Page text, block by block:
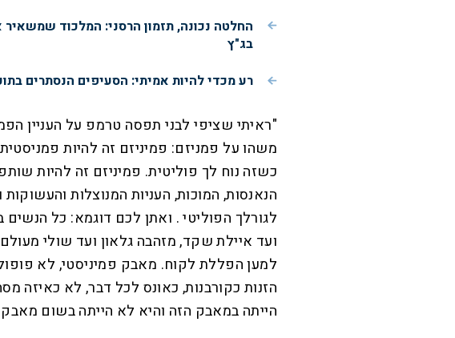
החלטה נכונה, תזמון הרסני: המלכוד שמשאיר
בג"ץ
רע מכדי להיות אמיתי: הסעיפים הנסתרים
"ראיתי שציפי לבני תפסה טרמפ על העניין
משהו על פמניזם: פמיניזם זה להיות
כשזה נוח לך פוליטית. פמיניזם זה להיות
הנאנסות, המוכות, העניות המנוצלות
לגורלך הפוליטי . ואתן לכם דוגמא: כל
ועד איילת שקד, מזהבה גלאון ועד שולי
למען הפללת לקוח. מאבק פמיניסטי, לא
הזנות כקורבנות, כאונס לכל דבר, לא כאיזה
הייתה במאבק הזה והיא לא הייתה בשום מאבק